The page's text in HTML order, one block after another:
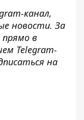
канал,
новости. За
в
Telegram-
на